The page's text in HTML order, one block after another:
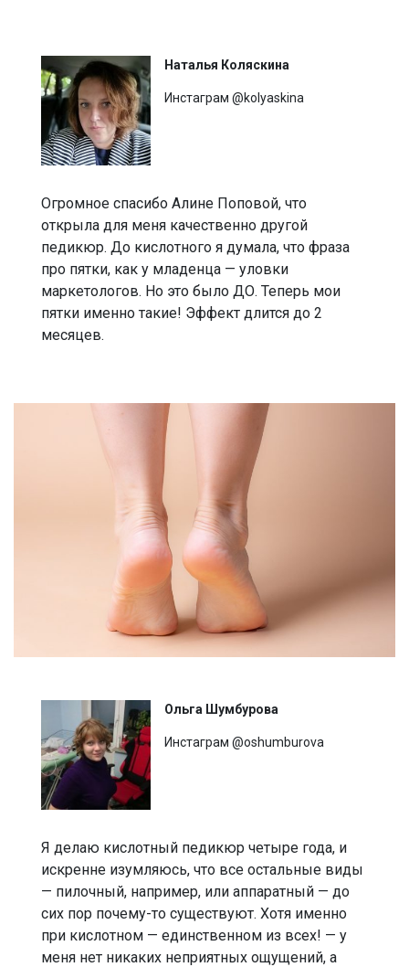
Наталья Коляскина
Инстаграм @kolyaskina
Огромное спасибо Алине Поповой, что
открыла для меня качественно другой
педикюр. До кислотного я думала, что фраза
про пятки, как у младенца — уловки
маркетологов. Но это было ДО. Теперь мои
пятки именно такие! Эффект длится до 2
месяцев.
Ольга Шумбурова
Инстаграм @oshumburova
Я делаю кислотный педикюр четыре года, и
искренне изумляюсь, что все остальные виды
— пилочный, например, или аппаратный — до
сих пор почему-то существуют. Хотя именно
при кислотном — единственном из всех! — у
меня нет никаких неприятных ощущений, а